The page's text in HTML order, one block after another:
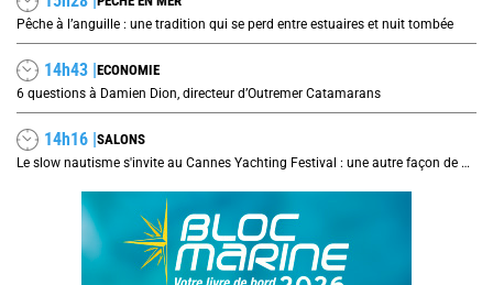
Pêche à l’anguille : une tradition qui se perd entre estuaires et nuit tombée
14h43 |ECONOMIE
6 questions à Damien Dion, directeur d’Outremer Catamarans
14h16 |SALONS
Le slow nautisme s'invite au Cannes Yachting Festival : une autre façon de naviguer prend le large